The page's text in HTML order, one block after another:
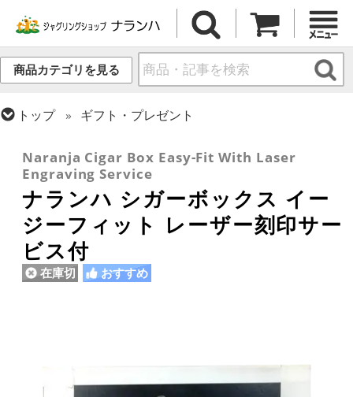
商品カテゴリを見る
トップ
ギフト・プレゼント
Naranja Cigar Box Easy-Fit With Laser
Engraving Service
ナランハ シガーボックス イー
ジーフィット レーザー刻印サー
ビス付
在庫切 おすすめ